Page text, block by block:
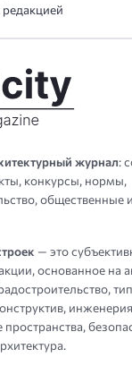
журнал:
конкурсы, нормы,
общественные
— это
основанное на
редакцией